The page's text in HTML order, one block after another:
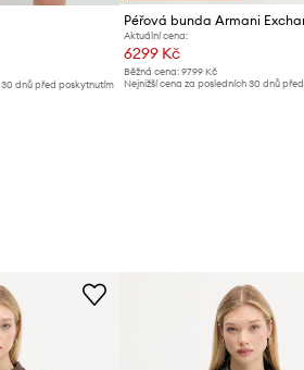
dnů před poskytnutím
Péřová bunda Armani
Aktuální cena:
6299 Kč
Běžná cena: 9799 Kč
Nejnižší cena za posledních 30 dnů